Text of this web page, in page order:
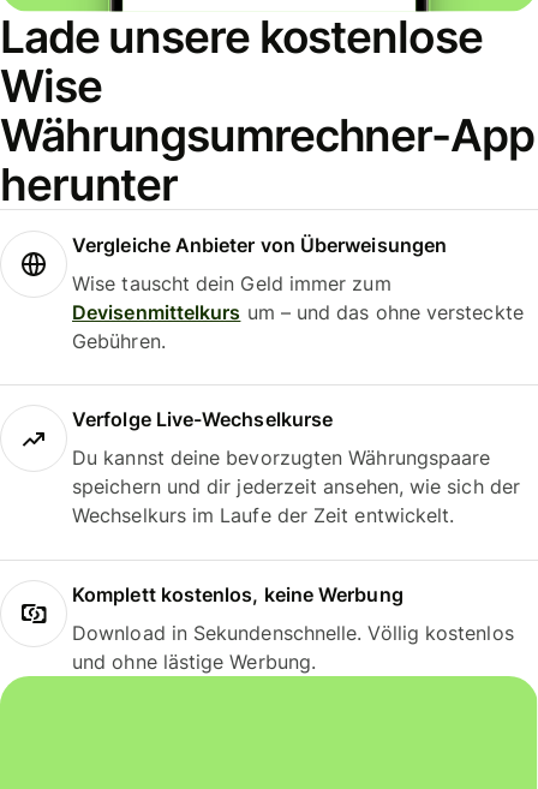
Lade unsere kostenlose
Wise
Währungsumrechner-App
herunter
Vergleiche Anbieter von Überweisungen
Wise tauscht dein Geld immer zum
Devisenmittelkurs um – und das ohne versteckte
Gebühren.
Verfolge Live-Wechselkurse
Du kannst deine bevorzugten Währungspaare
speichern und dir jederzeit ansehen, wie sich der
Wechselkurs im Laufe der Zeit entwickelt.
Komplett kostenlos, keine Werbung
Download in Sekundenschnelle. Völlig kostenlos
und ohne lästige Werbung.